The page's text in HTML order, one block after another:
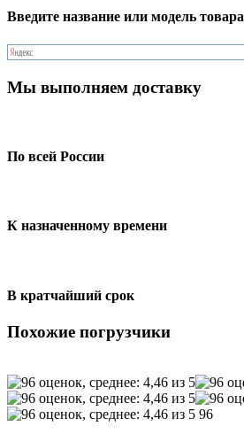
Введите название или модель товара
Мы выполняем доставку
По всей России
К назначенному времени
В кратчайший срок
Похожие погрузчики
96